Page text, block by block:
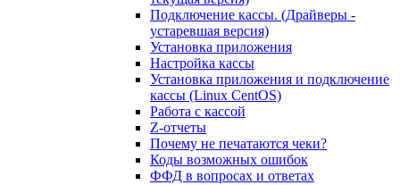
Подключение кассы. (Драйверы -
устаревшая версия)
Установка приложения
Настройка кассы
Установка приложения и подключение
кассы (Linux CentOS)
Работа с кассой
Z-отчеты
Почему не печатаются чеки?
Коды возможных ошибок
ФФД в вопросах и ответах